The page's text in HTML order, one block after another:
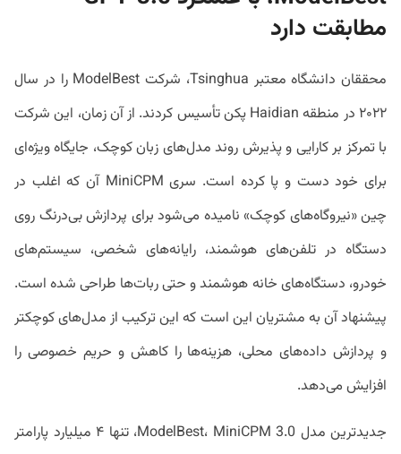
مطابقت دارد
محققان دانشگاه معتبر Tsinghua، شرکت ModelBest را در سال
۲۰۲۲ در منطقه Haidian پکن تأسیس کردند. از آن زمان، این شرکت
با تمرکز بر کارایی و پذیرش روند مدل‌های زبان کوچک، جایگاه ویژه‌ای
برای خود دست و پا کرده است. سری MiniCPM آن که اغلب در
چین «نیروگاه‌های کوچک» نامیده می‌شود برای پردازش بی‌درنگ روی
دستگاه در تلفن‌های هوشمند، رایانه‌های شخصی، سیستم‌های
خودرو، دستگاه‌های خانه هوشمند و حتی ربات‌ها طراحی شده است.
پیشنهاد آن به مشتریان این است که این ترکیب از مدل‌های کوچکتر
و پردازش داده‌های محلی، هزینه‌ها را کاهش و حریم خصوصی را
افزایش می‌دهد.
جدیدترین مدل ModelBest، MiniCPM 3.0، تنها ۴ میلیارد پارامتر